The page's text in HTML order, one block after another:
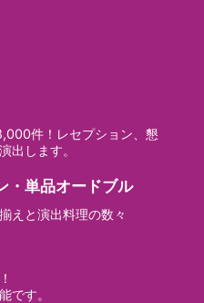
件！レセプション、懇
出します。
単品オードブル
えと演出料理の数々
です。